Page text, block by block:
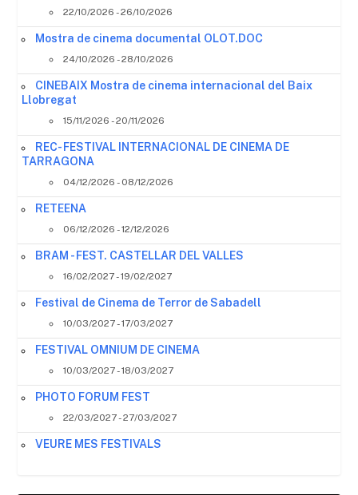
22/10/2026 - 26/10/2026
Mostra de cinema documental OLOT.DOC
24/10/2026 - 28/10/2026
CINEBAIX Mostra de cinema internacional del Baix
Llobregat
15/11/2026 - 20/11/2026
REC- FESTIVAL INTERNACIONAL DE CINEMA DE
TARRAGONA
04/12/2026 - 08/12/2026
RETEENA
06/12/2026 - 12/12/2026
BRAM - FEST. CASTELLAR DEL VALLES
16/02/2027 - 19/02/2027
Festival de Cinema de Terror de Sabadell
10/03/2027 - 17/03/2027
FESTIVAL OMNIUM DE CINEMA
10/03/2027 - 18/03/2027
PHOTO FORUM FEST
22/03/2027 - 27/03/2027
VEURE MES FESTIVALS